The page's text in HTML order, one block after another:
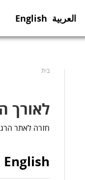
العربية English
בית
לאורך
חזרה לאתר
English